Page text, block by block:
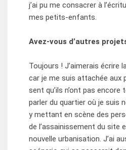
j’ai pu me consacrer à
mes petits-enfants.
Avez-vous d’autres
Toujours ! J’aimerais écrire
car je me suis attachée aux
sent qu’ils n’ont pas encore
parler du quartier où je suis
y mettant en scène des
de l’assainissement du site
nouvelle urbanisation. J’ai